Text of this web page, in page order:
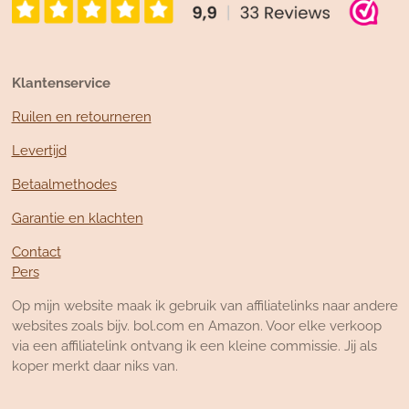
Klantenservice
Ruilen en retourneren
Levertijd
Betaalmethodes
Garantie en klachten
Contact
Pers
Op mijn website maak ik gebruik van affiliatelinks naar andere
websites zoals bijv. bol.com en Amazon. Voor elke verkoop
via een affiliatelink ontvang ik een kleine commissie. Jij als
koper merkt daar niks van.